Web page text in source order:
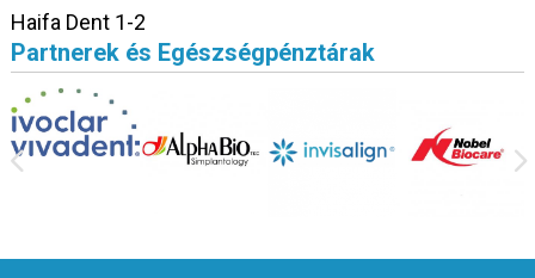
Haifa Dent 1-2
Partnerek és Egészségpénztárak